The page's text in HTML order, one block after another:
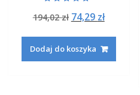
5.00
na 5
194,02zł Pierwotna
wynosiła:
194,02 zł.
74,29 złAktualna
74,29 zł.
Dodaj do koszyka